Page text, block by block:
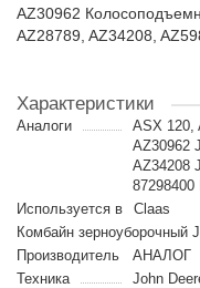
AZ30962
AZ28789, AZ34208,
Характеристики
Аналоги
ASX 120,
AZ30962
AZ34208
87298400
Используется в
Claas
Комбайн зерноуборочный
Производитель
АНАЛОГ
Техника
John